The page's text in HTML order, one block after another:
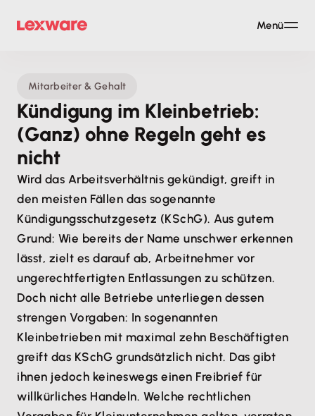
Mitarbeiter & Gehalt
Kündigung im Kleinbetrieb:
(Ganz) ohne Regeln geht es
nicht
Wird das Arbeitsverhältnis gekündigt, greift in
den meisten Fällen das sogenannte
Kündigungsschutzgesetz (KSchG). Aus gutem
Grund: Wie bereits der Name unschwer erkennen
lässt, zielt es darauf ab, Arbeitnehmer vor
ungerechtfertigten Entlassungen zu schützen.
Doch nicht alle Betriebe unterliegen dessen
strengen Vorgaben: In sogenannten
Kleinbetrieben mit maximal zehn Beschäftigten
greift das KSchG grundsätzlich nicht. Das gibt
ihnen jedoch keineswegs einen Freibrief für
willkürliches Handeln. Welche rechtlichen
Menü